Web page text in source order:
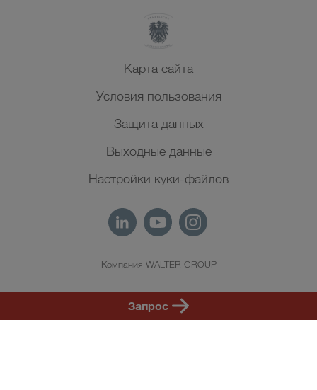
Запрос
Карта сайта
Условия пользования
Защита данных
Выходные данные
Настройки куки-файлов
Компания WALTER GROUP